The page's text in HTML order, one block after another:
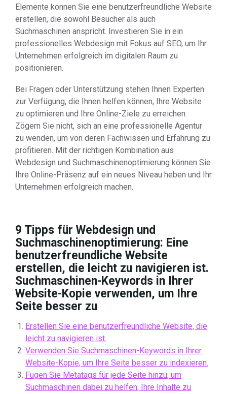
Elemente können Sie eine benutzerfreundliche Website
erstellen, die sowohl Besucher als auch
Suchmaschinen anspricht. Investieren Sie in ein
professionelles Webdesign mit Fokus auf SEO, um Ihr
Unternehmen erfolgreich im digitalen Raum zu
positionieren.
Bei Fragen oder Unterstützung stehen Ihnen Experten
zur Verfügung, die Ihnen helfen können, Ihre Website
zu optimieren und Ihre Online-Ziele zu erreichen.
Zögern Sie nicht, sich an eine professionelle Agentur
zu wenden, um von deren Fachwissen und Erfahrung zu
profitieren. Mit der richtigen Kombination aus
Webdesign und Suchmaschinenoptimierung können Sie
Ihre Online-Präsenz auf ein neues Niveau heben und Ihr
Unternehmen erfolgreich machen.
9 Tipps für Webdesign und
Suchmaschinenoptimierung: Eine
benutzerfreundliche Website
erstellen, die leicht zu navigieren ist.
Suchmaschinen-Keywords in Ihrer
Website-Kopie verwenden, um Ihre
Seite besser zu
Erstellen Sie eine benutzerfreundliche Website, die
leicht zu navigieren ist.
Verwenden Sie Suchmaschinen-Keywords in Ihrer
Website-Kopie, um Ihre Seite besser zu indexieren.
Fügen Sie Metatags für jede Seite hinzu, um
Suchmaschinen dabei zu helfen, Ihre Inhalte zu